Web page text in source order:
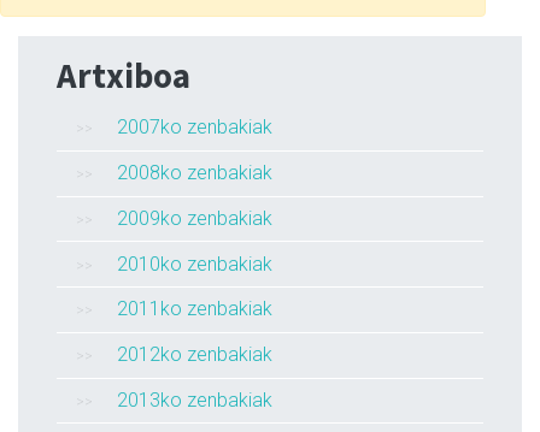
Artxiboa
2007ko zenbakiak
2008ko zenbakiak
2009ko zenbakiak
2010ko zenbakiak
2011ko zenbakiak
2012ko zenbakiak
2013ko zenbakiak